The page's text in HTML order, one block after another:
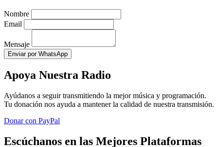
Nombre
Email
Mensaje
Enviar por WhatsApp
Apoya Nuestra Radio
Ayúdanos a seguir transmitiendo la mejor música y programación.
Tu donación nos ayuda a mantener la calidad de nuestra transmisión.
Donar con PayPal
Escúchanos en las Mejores Plataformas